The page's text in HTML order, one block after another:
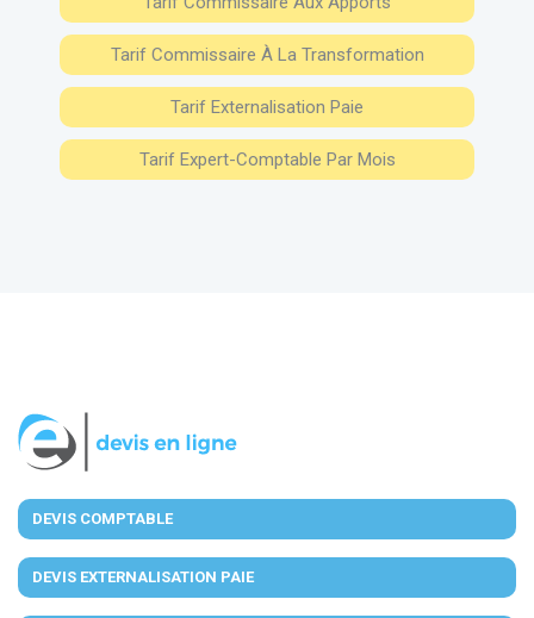
Tarif Commissaire À La Transformation
Tarif Externalisation Paie
Tarif Expert-Comptable Par Mois
DEVIS COMPTABLE
DEVIS EXTERNALISATION PAIE